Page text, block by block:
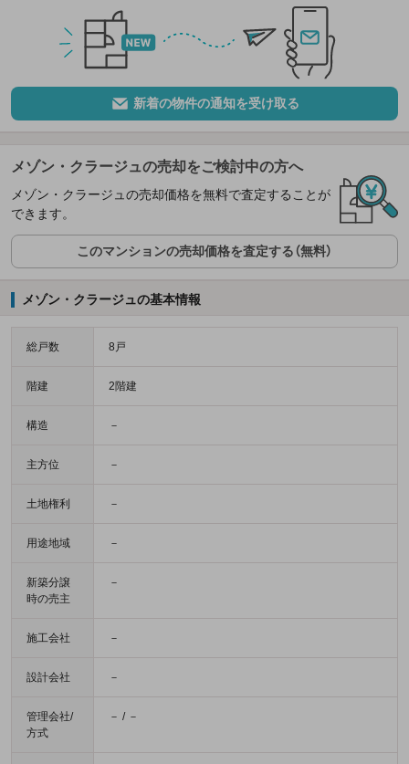
新着の物件の通知を受け取る
メゾン・クラージュの売却をご検討中の方へ
メゾン・クラージュの売却価格を無料で査定することが
できます。
このマンションの売却価格を査定する（無料）
メゾン・クラージュの基本情報
総戸数 8戸
階建 2階建
構造 －
主方位 －
土地権利 －
用途地域 －
新築分譲
時の売主
－
施工会社 －
設計会社 －
管理会社/
方式
－ / －